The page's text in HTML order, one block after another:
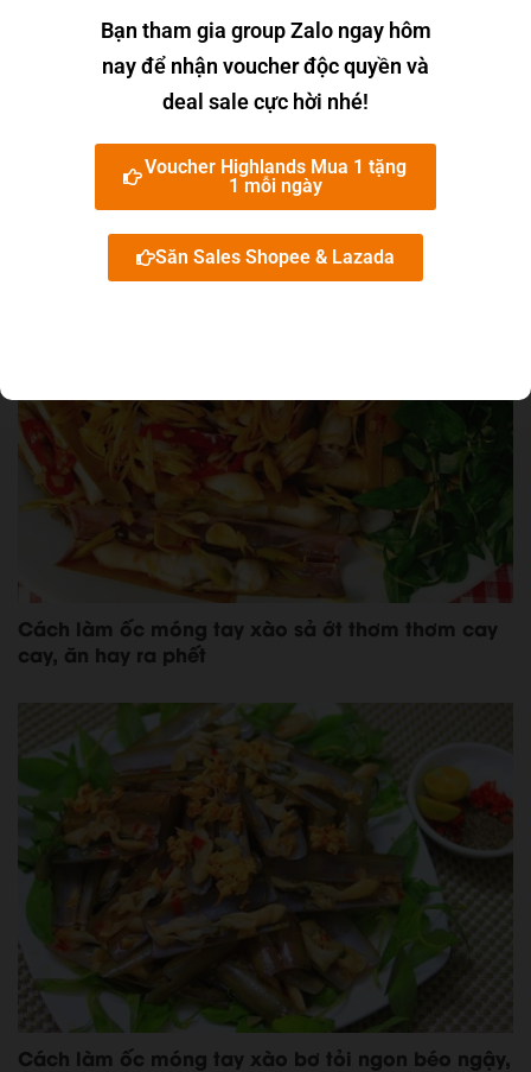
Cách làm ốc móng tay cháy tỏi ngon phát mê
Cách làm ốc móng tay xào sả ớt thơm thơm cay
cay, ăn hay ra phết
Cách làm ốc móng tay xào bơ tỏi ngon béo ngậy,
Bạn tham gia group Zalo ngay hôm
nay để nhận voucher độc quyền và
deal sale cực hời nhé!
Voucher Highlands Mua 1 tặng
1 mỗi ngày
Săn Sales Shopee & Lazada